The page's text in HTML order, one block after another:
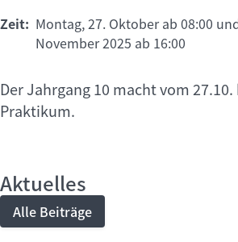
Zeit: Montag, 27. Oktober ab 08:00
November 2025 ab 16:00
Der Jahrgang 10 macht vom 27.10.
Praktikum.
Aktuelles
Alle Beiträge